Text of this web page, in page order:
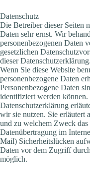
Datenschutz
Die Betreiber dieser Seiten
Daten sehr ernst. Wir
personenbezogenen Daten
gesetzlichen
dieser Datenschutzerklärung.
Wenn Sie diese Website
personenbezogene Daten
Personenbezogene Daten
identifiziert werden
Datenschutzerklärung
wir sie nutzen. Sie erläutert
und zu welchem Zweck
Datenübertragung im
Mail) Sicherheitslücken
Daten vor dem Zugriff
möglich.